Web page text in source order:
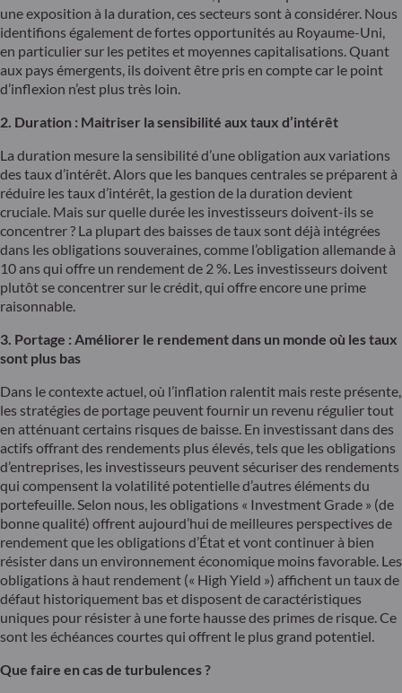
une exposition à la duration, ces secteurs sont à considérer. Nous
identifions également de fortes opportunités au Royaume-Uni,
en particulier sur les petites et moyennes capitalisations. Quant
aux pays émergents, ils doivent être pris en compte car le point
d’inflexion n’est plus très loin.
2. Duration : Maitriser la sensibilité aux taux d’intérêt
La duration mesure la sensibilité d’une obligation aux variations
des taux d’intérêt. Alors que les banques centrales se préparent à
réduire les taux d’intérêt, la gestion de la duration devient
cruciale. Mais sur quelle durée les investisseurs doivent-ils se
concentrer ? La plupart des baisses de taux sont déjà intégrées
dans les obligations souveraines, comme l’obligation allemande à
10 ans qui offre un rendement de 2 %. Les investisseurs doivent
plutôt se concentrer sur le crédit, qui offre encore une prime
raisonnable.
3. Portage : Améliorer le rendement dans un monde où les taux
sont plus bas
Dans le contexte actuel, où l’inflation ralentit mais reste présente,
les stratégies de portage peuvent fournir un revenu régulier tout
en atténuant certains risques de baisse. En investissant dans des
actifs offrant des rendements plus élevés, tels que les obligations
d’entreprises, les investisseurs peuvent sécuriser des rendements
qui compensent la volatilité potentielle d’autres éléments du
portefeuille. Selon nous, les obligations « Investment Grade » (de
bonne qualité) offrent aujourd’hui de meilleures perspectives de
rendement que les obligations d’État et vont continuer à bien
résister dans un environnement économique moins favorable. Les
obligations à haut rendement (« High Yield ») affichent un taux de
défaut historiquement bas et disposent de caractéristiques
uniques pour résister à une forte hausse des primes de risque. Ce
sont les échéances courtes qui offrent le plus grand potentiel.
Que faire en cas de turbulences ?